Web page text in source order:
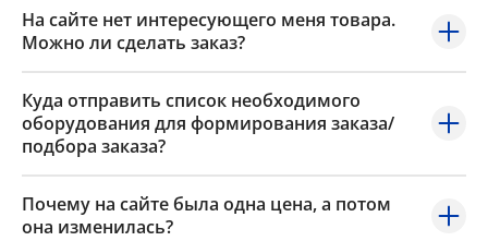
На сайте нет интересующего меня товара.
Можно ли сделать заказ?
Куда отправить список необходимого
оборудования для формирования заказа/
подбора заказа?
Почему на сайте была одна цена, а потом
она изменилась?